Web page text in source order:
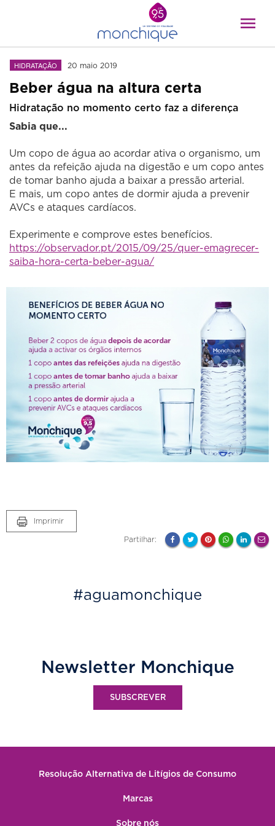
HIDRATAÇÃO 20 maio 2019
Beber água na altura certa
Hidratação no momento certo faz a diferença
Sabia que...
Um copo de água ao acordar ativa o organismo, um
antes da refeição ajuda na digestão e um copo antes
de tomar banho ajuda a baixar a pressão arterial.
E mais, um copo antes de dormir ajuda a prevenir
AVCs e ataques cardíacos.
Experimente e comprove estes benefícios.
https://observador.pt/2015/09/25/quer-emagrecer-
saiba-hora-certa-beber-agua/
Imprimir
Partilhar:
#aguamonchique
Newsletter Monchique
SUBSCREVER
Resolução Alternativa de Litígios de Consumo
Marcas
Sobre nós